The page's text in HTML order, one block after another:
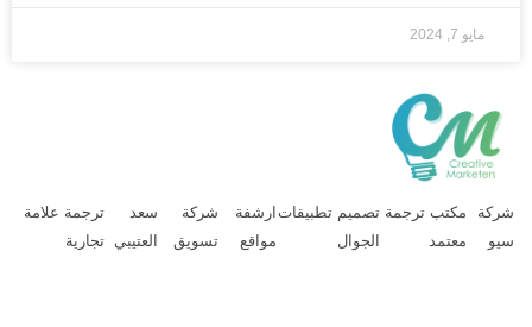
مايو 7, 2024
مكتب ترجمة
معتمد
تصميم تطبيقات
الجوال
ارشفة
مواقع
شركة
تسويق
سعد
العتيبي
ترجمة علامة
تجارية